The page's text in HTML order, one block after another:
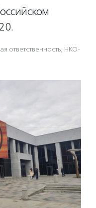
ответственность, НКО-